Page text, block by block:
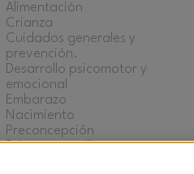
Alimentación
Crianza
Cuidados generales y
prevención.
Desarrollo psicomotor y
emocional
Embarazo
Nacimiento
Preconcepción
Primeros auxilios